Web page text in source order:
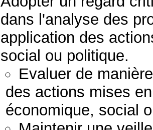
dans l'analyse des
application des
social ou politique.
Evaluer de
des actions mises
économique, social